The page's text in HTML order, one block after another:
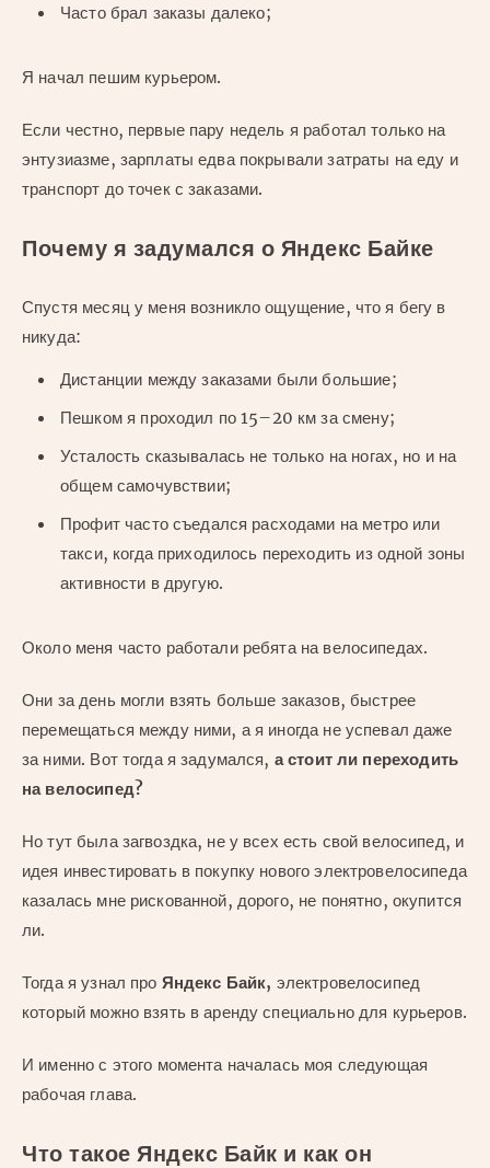
Часто брал заказы далеко;
Я начал пешим курьером.
Если честно, первые пару недель я работал только на
энтузиазме, зарплаты едва покрывали затраты на еду и
транспорт до точек с заказами.
Почему я задумался о Яндекс Байке
Спустя месяц у меня возникло ощущение, что я бегу в
никуда:
Дистанции между заказами были большие;
Пешком я проходил по 15–20 км за смену;
Усталость сказывалась не только на ногах, но и на
общем самочувствии;
Профит часто съедался расходами на метро или
такси, когда приходилось переходить из одной зоны
активности в другую.
Около меня часто работали ребята на велосипедах.
Они за день могли взять больше заказов, быстрее
перемещаться между ними, а я иногда не успевал даже
за ними. Вот тогда я задумался, а стоит ли переходить
на велосипед?
Но тут была загвоздка, не у всех есть свой велосипед, и
идея инвестировать в покупку нового электровелосипеда
казалась мне рискованной, дорого, не понятно, окупится
ли.
Тогда я узнал про Яндекс Байк, электровелосипед
который можно взять в аренду специально для курьеров.
И именно с этого момента началась моя следующая
рабочая глава.
Что такое Яндекс Байк и как он